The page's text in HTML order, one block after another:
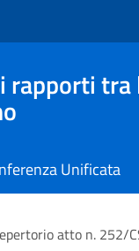
Unificata
atto n. 252/